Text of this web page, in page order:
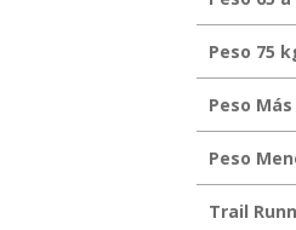
Peso 75
Peso
Peso
Trail